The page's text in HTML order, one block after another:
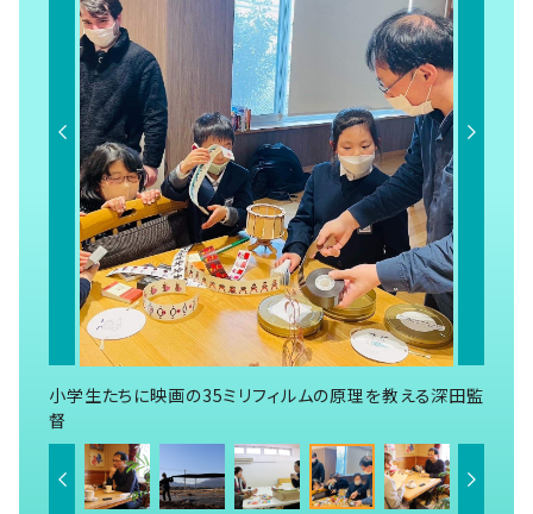
小学生たちに映画の35ミリフィルムの原理を教える深田監
督